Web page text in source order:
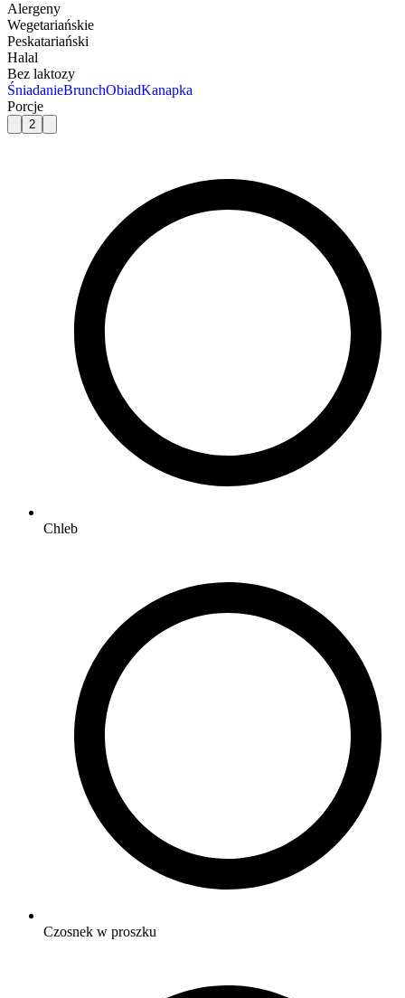
Alergeny
Wegetariańskie
Peskatariański
Halal
Bez laktozy
ŚniadanieBrunchObiadKanapka
Porcje
2
Chleb
Czosnek w proszku